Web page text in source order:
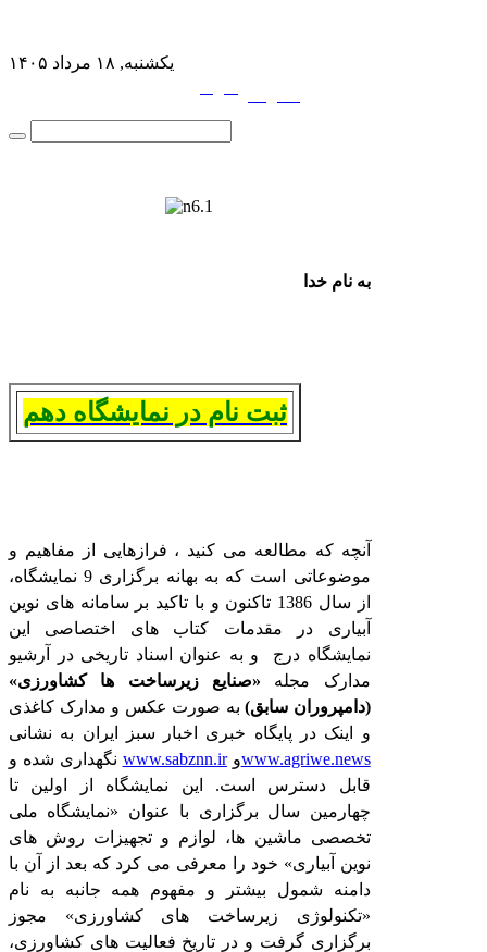
یکشنبه, ۱۸ مرداد ۱۴۰۵
به نام خدا
ثبت نام در نمایشگاه دهم
آنچه که مطالعه می کنید ، فرازهایی از مفاهیم و
موضوعاتی است که به بهانه برگزاری 9 نمایشگاه،
از سال 1386 تاکنون و با تاکید بر سامانه های نوین
آبیاری در مقدمات کتاب های اختصاصی این
نمایشگاه درج و به عنوان اسناد تاریخی در آرشیو
مدارک مجله «صنایع زیرساخت ها کشاورزی»
(دامپروران سابق)به صورت عکس و مدارک کاغذی
و اینک در پایگاه خبری اخبار سبز ایران به نشانی
www.agriwe.newsوwww.sabznn.ir نگهداری شده و
قابل دسترس است. این نمایشگاه از اولین تا
چهارمین سال برگزاری با عنوان «نمایشگاه ملی
تخصصی ماشین ها، لوازم و تجهیزات روش های
نوین آبیاری» خود را معرفی می کرد که بعد از آن با
دامنه شمول بیشتر و مفهوم همه جانبه به نام
«تکنولوژی زیرساخت های کشاورزی» مجوز
برگزاری گرفت و در تاریخ فعالیت های کشاورزی،